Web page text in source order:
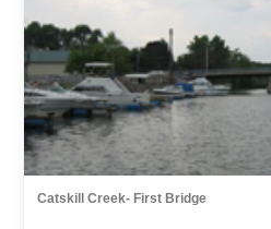
Catskill Creek- First Bridge